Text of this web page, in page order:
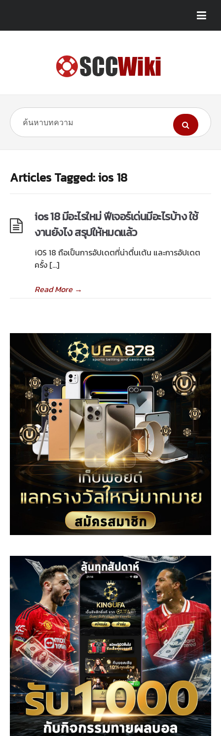
Articles Tagged: ios 18
ios 18 มีอะไรใหม่ ฟีเจอร์เด่นมีอะไรบ้าง ใช้
งานยังไง สรุปให้หมดแล้ว
iOS 18 ถือเป็นการอัปเดตที่น่าตื่นเต้น และการอัปเดต
ครั้ง […]
Read More→